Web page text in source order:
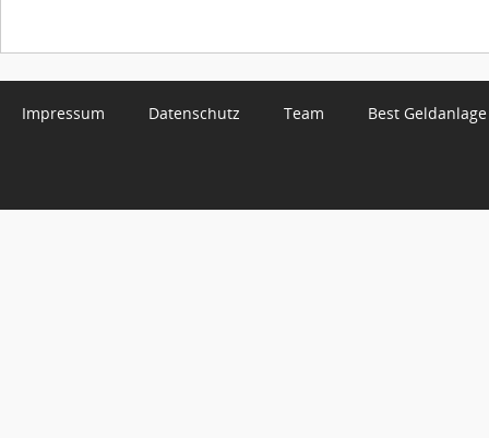
Impressum Datenschutz Team Best Geldanlage